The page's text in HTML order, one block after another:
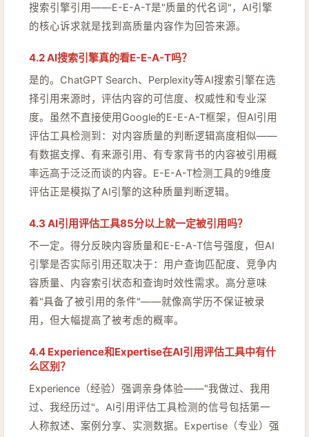
搜索引擎引用——E-E-A-T是"质量的代名词"，AI引擎
的核心诉求就是找到高质量内容作为回答来源。
4.2 AI搜索引擎真的看E-E-A-T吗？
是的。ChatGPT Search、Perplexity等AI搜索引擎在选
择引用来源时，评估内容的可信度、权威性和专业深
度。虽然不直接使用Google的E-E-A-T框架，但AI引用
评估工具检测到：对内容质量的判断逻辑高度相似——
有数据支撑、有来源引用、有专家背书的内容被引用概
率远高于泛泛而谈的内容。E-E-A-T检测工具的9维度
评估正是模拟了AI引擎的这种质量判断逻辑。
4.3 AI引用评估工具85分以上就一定被引用吗？
不一定。得分反映内容质量和E-E-A-T信号强度，但AI
引擎是否实际引用还取决于：用户查询匹配度、竞争内
容质量、内容索引状态和查询时效性需求。高分意味
着"具备了被引用的条件"——就像高学历不保证被录
用，但大幅提高了被考虑的概率。
4.4 Experience和Expertise在AI引用评估工具中有什
么区别？
Experience（经验）强调亲身体验——"我做过、我用
过、我经历过"。AI引用评估工具检测的信号包括第一
人称叙述、案例分享、实测数据。Expertise（专业）强